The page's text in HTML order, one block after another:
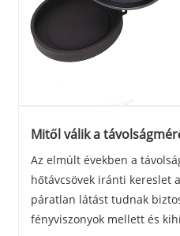
Mitől válik a
szerelmesei számára
Az elmúlt években a
hőtávcsövek iránti kereslet
páratlan látást tudnak
fényviszonyok mellett és